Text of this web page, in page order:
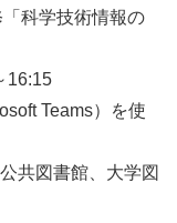
科学技術情報の
16:15
Teams）を使
共図書館、大学図